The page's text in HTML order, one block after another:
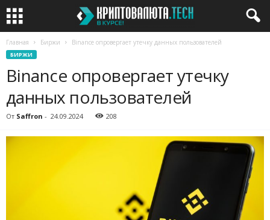
Главная Биржи Binance опровергает утечку данных пользователей
БИРЖИ
Binance опровергает утечку
данных пользователей
От Saffron - 24.09.2024 208